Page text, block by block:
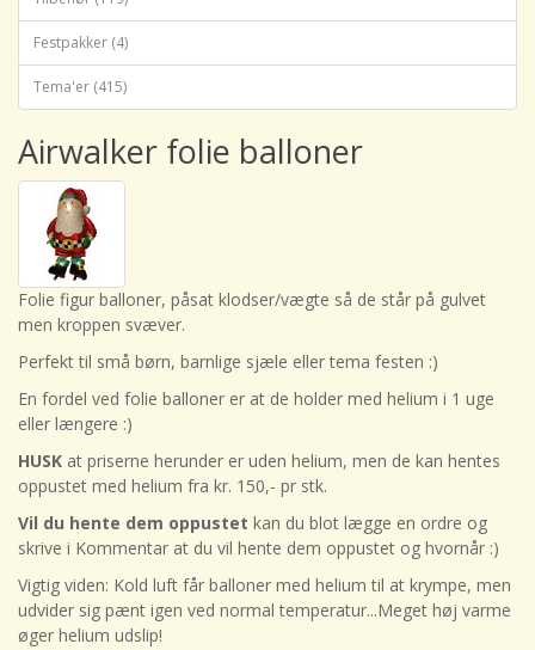
Festpakker (4)
Tema'er (415)
Airwalker folie balloner
Folie figur balloner, påsat klodser/vægte så de står på gulvet
men kroppen svæver.
Perfekt til små børn, barnlige sjæle eller tema festen :)
En fordel ved folie balloner er at de holder med helium i 1 uge
eller længere :)
HUSK at priserne herunder er uden helium, men de kan hentes
oppustet med helium fra kr. 150,- pr stk.
Vil du hente dem oppustet kan du blot lægge en ordre og
skrive i Kommentar at du vil hente dem oppustet og hvornår :)
Vigtig viden: Kold luft får balloner med helium til at krympe, men
udvider sig pænt igen ved normal temperatur...Meget høj varme
øger helium udslip!